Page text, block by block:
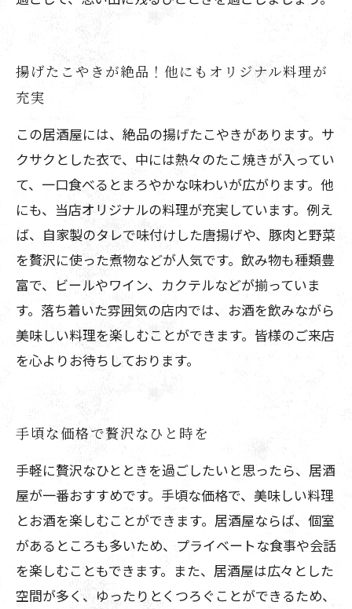
揚げたこやきが絶品！他にもオリジナル料理が
充実
この居酒屋には、絶品の揚げたこやきがあります。サ
クサクとした衣で、中には熱々のたこ焼きが入ってい
て、一口食べるとまろやかな味わいが広がります。他
にも、当店オリジナルの料理が充実しています。例え
ば、自家製のタレで味付けした唐揚げや、豚肉と野菜
を贅沢に使った煮物などが人気です。飲み物も種類豊
富で、ビールやワイン、カクテルなどが揃っていま
す。落ち着いた雰囲気の店内では、お酒を飲みながら
美味しい料理を楽しむことができます。皆様のご来店
を心よりお待ちしております。
手頃な価格で贅沢なひと時を
手軽に贅沢なひとときを過ごしたいと思ったら、居酒
屋が一番おすすめです。手頃な価格で、美味しい料理
とお酒を楽しむことができます。居酒屋ならば、個室
があるところも多いため、プライベートな食事や会話
を楽しむこともできます。また、居酒屋は広々とした
空間が多く、ゆったりとくつろぐことができるため、